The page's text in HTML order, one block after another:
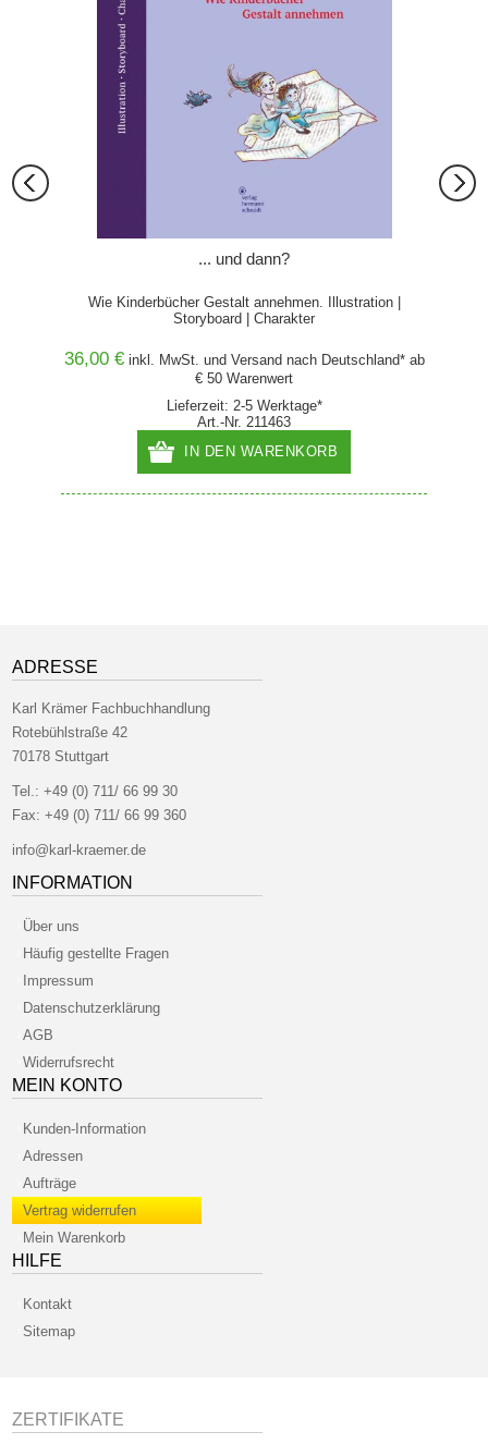
... und dann?
Wie Kinderbücher Gestalt annehmen. Illustration |
Storyboard | Charakter
36,00 € inkl. MwSt. und Versandnach Deutschland* ab
€ 50 Warenwert
Lieferzeit: 2-5 Werktage*
Art.-Nr. 211463
IN DEN WARENKORB
ADRESSE
Karl Krämer Fachbuchhandlung
Rotebühlstraße 42
70178 Stuttgart
Tel.:+49 (0) 711/ 66 99 30
Fax: +49 (0) 711/ 66 99 360
info@karl-kraemer.de
INFORMATION
Über uns
Häufig gestellte Fragen
Impressum
Datenschutzerklärung
AGB
Widerrufsrecht
MEIN KONTO
Kunden-Information
Adressen
Aufträge
Vertrag widerrufen
Mein Warenkorb
HILFE
Kontakt
Sitemap
ZERTIFIKATE